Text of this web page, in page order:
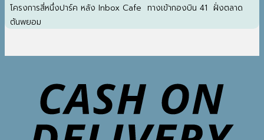
โครงการสี่หนึ่งปาร์ค หลัง Inbox Cafe ทางเข้ากองบิน 41 ฝั่งตลาด
ต้นพยอม